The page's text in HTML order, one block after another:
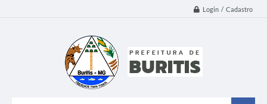
Login / Cadastro